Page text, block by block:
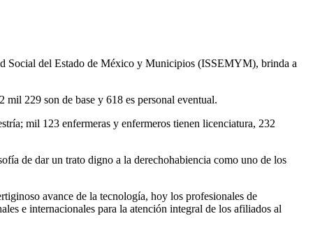
Social del Estado de México y Municipios (ISSEMYM), brinda a
229 son de base y 618 es personal eventual.
mil 123 enfermeras y enfermeros tienen licenciatura, 232
de dar un trato digno a la derechohabiencia como uno de los
avance de la tecnología, hoy los profesionales de
e internacionales para la atención integral de los afiliados al